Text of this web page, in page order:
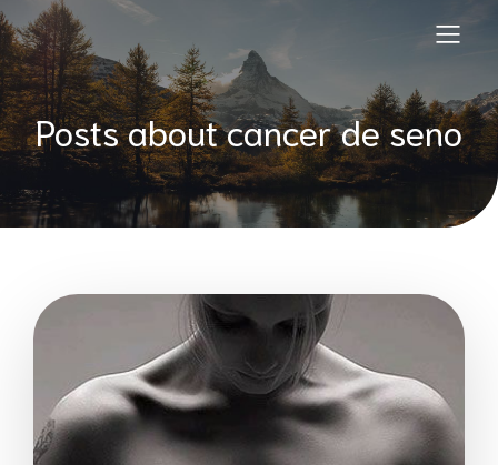
Posts about cancer de seno